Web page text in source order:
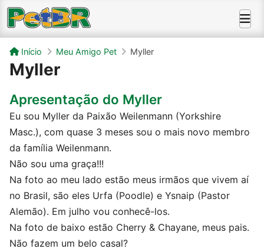
Início Meu Amigo Pet Myller
Myller
Apresentação do Myller
Eu sou Myller da Paixão Weilenmann (Yorkshire
Masc.), com quase 3 meses sou o mais novo membro
da família Weilenmann.
Não sou uma graça!!!
Na foto ao meu lado estão meus irmãos que vivem aí
no Brasil, são eles Urfa (Poodle) e Ysnaip (Pastor
Alemão). Em julho vou conhecê-los.
Na foto de baixo estão Cherry & Chayane, meus pais.
Não fazem um belo casal?